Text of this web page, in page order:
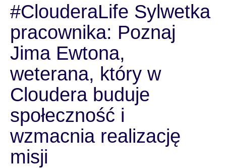
Business
Partnerzy
Branża
Usługi finansowe
Produkcja przemysłowa
#ClouderaLife Sylwetka
pracownika: Poznaj
Jima Ewtona,
weterana, który w
Cloudera buduje
społeczność i
wzmacnia realizację
misji